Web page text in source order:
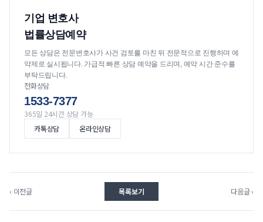
기업 변호사
법률상담예약
모든 상담은 전문변호사가 사건 검토를 마친 뒤 전문적으로 진행하며 예
약제로 실시됩니다. 가급적 빠른 상담 예약을 드리며, 예약 시간 준수를
부탁드립니다.
전화상담
1533-7377
365일 24시간 상담 가능
카톡상담
온라인상담
‹ 이전글 목록보기 다음글 ›